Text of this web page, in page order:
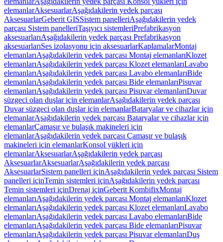
elemanlarAksesuarlarAşağıdakilerin yedek parçası
AksesuarlarGeberit GISSistem panelleriAşağıdakilerin yedek
parçası Sistem panelleriTaşıyıcı sistemleriPrefabrikasyon
aksesuarlarıAşağıdakilerin yedek parçası Prefabrikasyon
aksesuarlarıSes izolasyonu için aksesuarlarKaplamalarMontaj
elemanlarıAşağıdakilerin yedek parçası Montaj elemanlarıKlozet
elemanlarıAşağıdakilerin yedek parçası Klozet elemanlarıLavabo
elemanlarıAşağıdakilerin yedek parçası Lavabo elemanlarıBide
elemanlarıAşağıdakilerin yedek parçası Bide elemanlarıPisuvar
elemanlarıAşağıdakilerin yedek parçası Pisuvar elemanlarıDuvar
süzgeci olan duşlar için elemanlarAşağıdakilerin yedek parçası
Duvar süzgeci olan duşlar için elemanlarBataryalar ve cihazlar için
elemanlarAşağıdakilerin yedek parçası Bataryalar ve cihazlar için
elemanlarÇamaşır ve bulaşık makineleri için
elemanlarAşağıdakilerin yedek parçası Çamaşır ve bulaşık
makineleri için elemanlarKonsol yükleri için
elemanlarAksesuarlarAşağıdakilerin yedek parçası
AksesuarlarAksesuarlarAşağıdakilerin yedek parçası
AksesuarlarSistem panelleri içinAşağıdakilerin yedek parçası Sistem
panelleri içinTemin sistemleri içinAşağıdakilerin yedek parçası
Temin sistemleri içinDrenaj içinGeberit KombifixMontaj
elemanlarıAşağıdakilerin yedek parçası Montaj elemanlarıKlozet
elemanlarıAşağıdakilerin yedek parçası Klozet elemanlarıLavabo
elemanlarıAşağıdakilerin yedek parçası Lavabo elemanlarıBide
elemanlarıAşağıdakilerin yedek parçası Bide elemanlarıPisuvar
elemanlarıAşağıdakilerin yedek parçası Pisuvar elemanlarıDuş